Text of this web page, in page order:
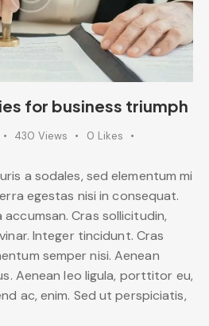
for business triumph
430 Views 0 Likes
a sodales, sed elementum mi
egestas nisi in consequat.
accumsan. Cras sollicitudin,
Integer tincidunt. Cras
semper nisi. Aenean
Aenean leo ligula, porttitor eu,
ac, enim. Sed ut perspiciatis,